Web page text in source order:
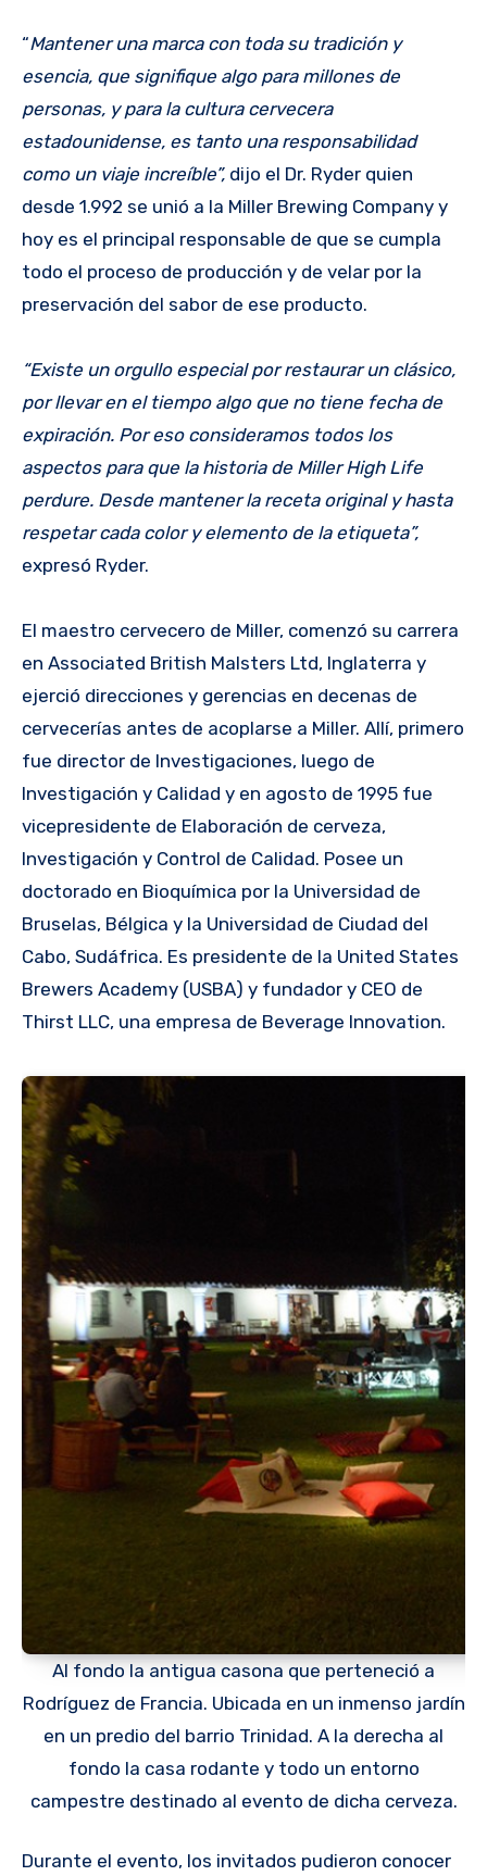
“Mantener una marca con toda su tradición y
esencia, que signifique algo para millones de
personas, y para la cultura cervecera
estadounidense, es tanto una responsabilidad
como un viaje increíble”, dijo el Dr. Ryder quien
desde 1.992 se unió a la Miller Brewing Company y
hoy es el principal responsable de que se cumpla
todo el proceso de producción y de velar por la
preservación del sabor de ese producto.
“Existe un orgullo especial por restaurar un clásico,
por llevar en el tiempo algo que no tiene fecha de
expiración. Por eso consideramos todos los
aspectos para que la historia de Miller High Life
perdure. Desde mantener la receta original y hasta
respetar cada color y elemento de la etiqueta”,
expresó Ryder.
El maestro cervecero de Miller, comenzó su carrera
en Associated British Malsters Ltd, Inglaterra y
ejerció direcciones y gerencias en decenas de
cervecerías antes de acoplarse a Miller. Allí, primero
fue director de Investigaciones, luego de
Investigación y Calidad y en agosto de 1995 fue
vicepresidente de Elaboración de cerveza,
Investigación y Control de Calidad. Posee un
doctorado en Bioquímica por la Universidad de
Bruselas, Bélgica y la Universidad de Ciudad del
Cabo, Sudáfrica. Es presidente de la United States
Brewers Academy (USBA) y fundador y CEO de
Thirst LLC, una empresa de Beverage Innovation.
Al fondo la antigua casona que perteneció a
Rodríguez de Francia. Ubicada en un inmenso jardín
en un predio del barrio Trinidad. A la derecha al
fondo la casa rodante y todo un entorno
campestre destinado al evento de dicha cerveza.
Durante el evento, los invitados pudieron conocer